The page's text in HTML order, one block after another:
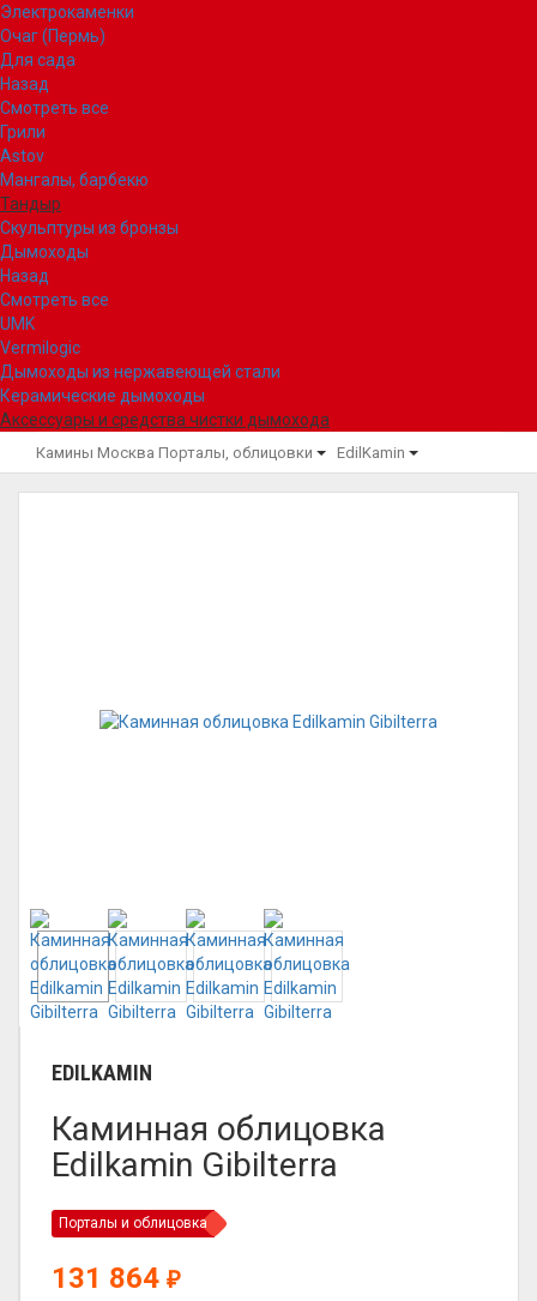
Электрокаменки
Очаг (Пермь)
Для сада
Назад
Смотреть все
Грили
Astov
Мангалы, барбекю
Тандыр
Скульптуры из бронзы
Дымоходы
Назад
Смотреть все
UMK
Vermilogic
Дымоходы из нержавеющей стали
Керамические дымоходы
Аксессуары и средства чистки дымохода
Камины Москва Порталы, облицовки EdilKamin
EDILKAMIN
Каминная облицовка
Edilkamin Gibilterra
Порталы и облицовка
131 864 ₽